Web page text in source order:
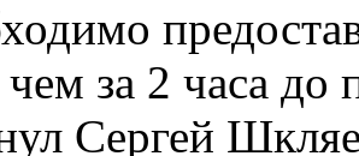
чем за 2 часа
Сергей